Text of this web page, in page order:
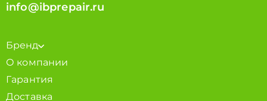
info@ibprepair.ru
Бренд
О компании
Гарантия
Доставка